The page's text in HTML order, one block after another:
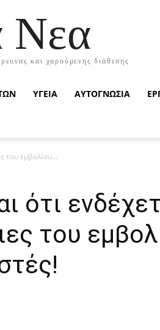
Νεα
και χαρούμενης διάθεσης
ΥΓΕΙΑ ΑΥΤΟΓΝΩΣΙΑ
του εμβολίου...
ότι
του